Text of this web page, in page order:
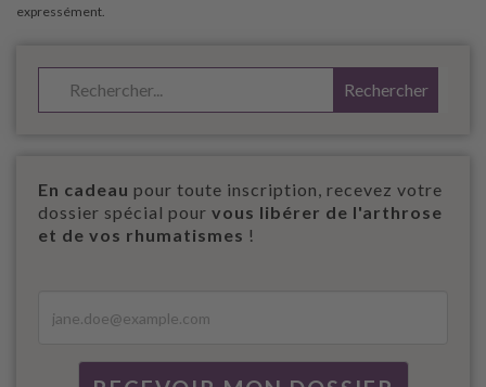
En cadeau pour toute inscription, recevez votre
dossier spécial pour vous libérer de l'arthrose
et de vos rhumatismes !